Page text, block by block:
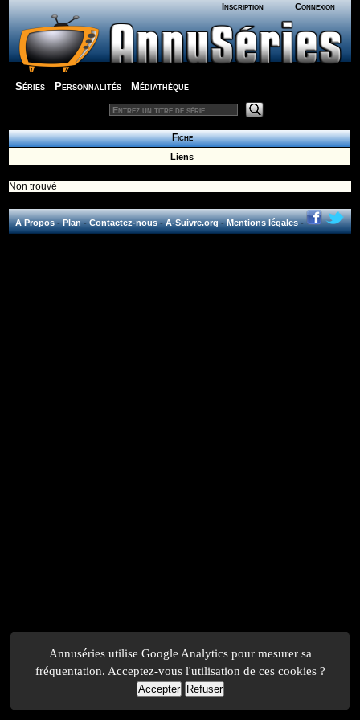
Inscription Connexion
Séries Personnalités Médiathèque
Fiche
Liens
Non trouvé
A Propos-Plan-Contactez-nous-A-Suivre.org-Mentions légales-
Annuséries utilise Google Analytics pour mesurer sa
fréquentation. Acceptez-vous l'utilisation de ces cookies ?
Accepter Refuser